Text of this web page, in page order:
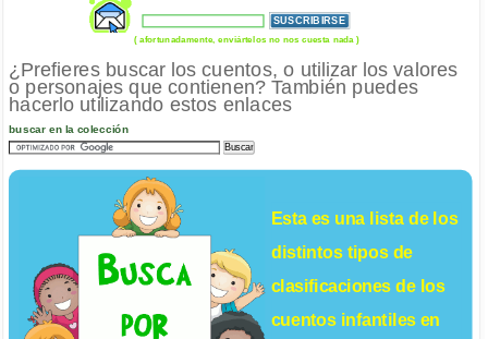
( afortunadamente, enviártelos no nos cuesta nada )
¿Prefieres buscar los cuentos, o utilizar los valores
o personajes que contienen? También puedes
hacerlo utilizando estos enlaces
buscar en la colección
Esta es una lista de los
distintos tipos de
clasificaciones de los
cuentos infantilesen